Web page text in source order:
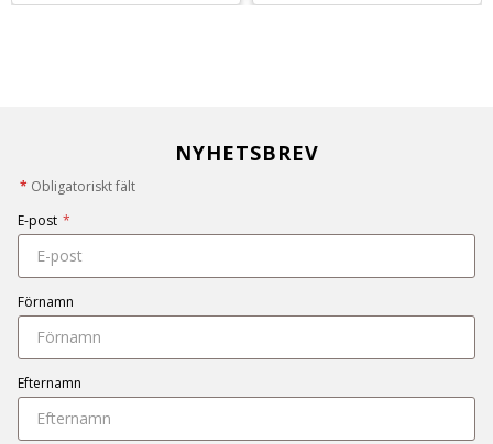
NYHETSBREV
* Obligatoriskt fält
E-post *
Förnamn
Efternamn